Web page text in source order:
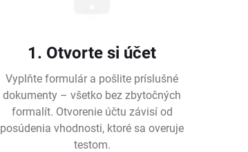
1. Otvorte si účet
Vyplňte formulár a pošlite príslušné
dokumenty – všetko bez zbytočných
formalít. Otvorenie účtu závisí od
posúdenia vhodnosti, ktoré sa overuje
testom.